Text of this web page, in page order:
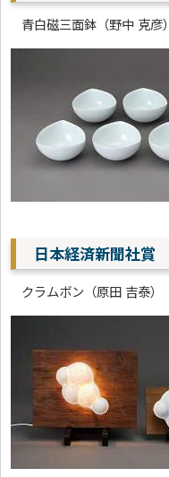
青白磁三面鉢（野中 克彦）
日本経済新聞社賞
クラムボン（原田 吉泰）